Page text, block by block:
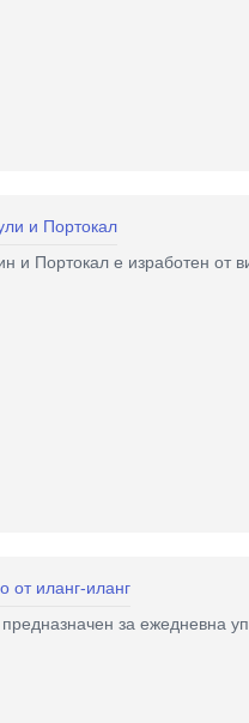
и Портокал
Портокал е изработен от
от иланг-иланг
за ежедневна